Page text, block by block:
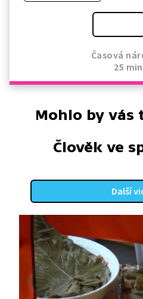
Časová
25
Mohlo by vás
Člověk ve
Další